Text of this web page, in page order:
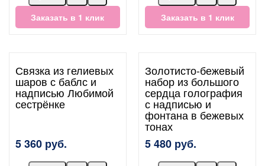
Заказать в 1 клик
Заказать в 1 клик
Связка из гелиевых
шаров с баблс и
надписью Любимой
сестрёнке
5 360 руб.
Золотисто-бежевый
набор из большого
сердца голография
с надписью и
фонтана в бежевых
тонах
5 480 руб.